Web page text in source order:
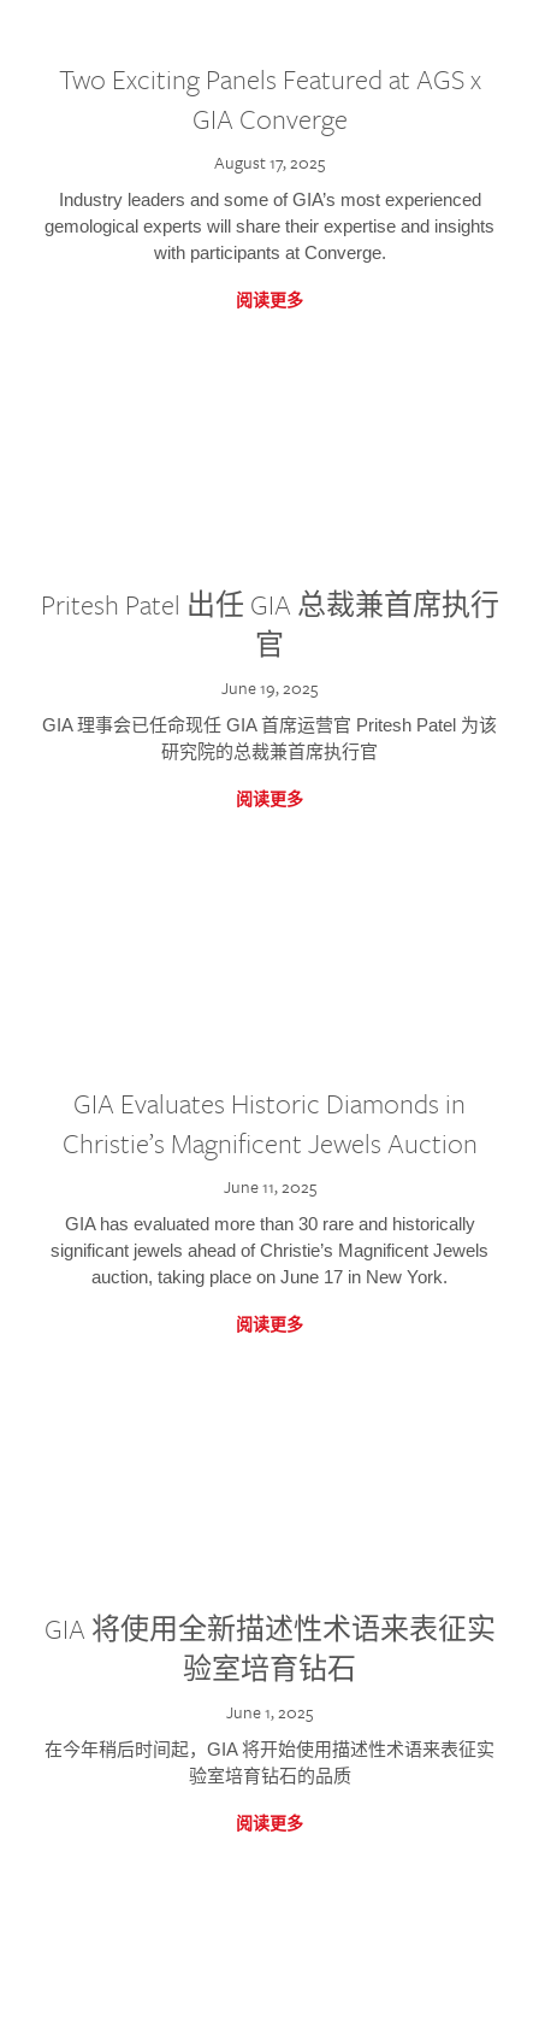
Two Exciting Panels Featured at AGS x
GIA Converge
August 17, 2025
Industry leaders and some of GIA’s most experienced
gemological experts will share their expertise and insights
with participants at Converge.
阅读更多
Pritesh Patel 出任 GIA 总裁兼首席执行
官
June 19, 2025
GIA 理事会已任命现任 GIA 首席运营官 Pritesh Patel 为该
研究院的总裁兼首席执行官
阅读更多
GIA Evaluates Historic Diamonds in
Christie’s Magnificent Jewels Auction
June 11, 2025
GIA has evaluated more than 30 rare and historically
significant jewels ahead of Christie’s Magnificent Jewels
auction, taking place on June 17 in New York.
阅读更多
GIA 将使用全新描述性术语来表征实
验室培育钻石
June 1, 2025
在今年稍后时间起，GIA 将开始使用描述性术语来表征实
验室培育钻石的品质
阅读更多